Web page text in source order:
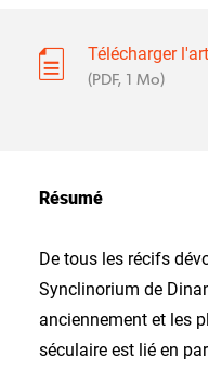
Télécharger
(PDF, 1 Mo)
Résumé
De tous les récifs
Synclinorium de
anciennement et les
séculaire est lié en